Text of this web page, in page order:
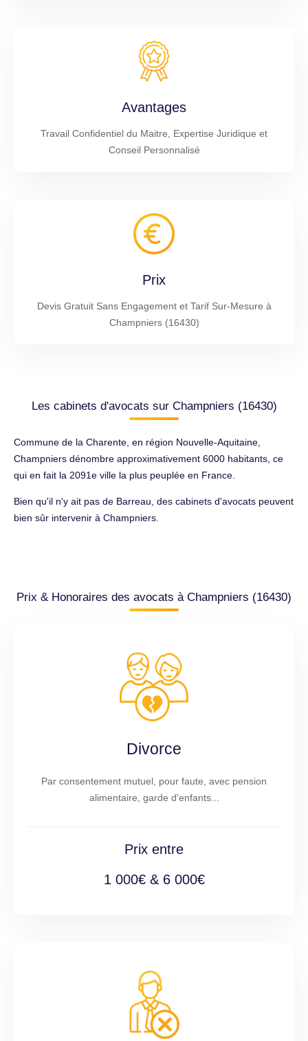
Avantages
Travail Confidentiel du Maitre, Expertise Juridique et
Conseil Personnalisé
Prix
Devis Gratuit Sans Engagement et Tarif Sur-Mesure à
Champniers (16430)
Les cabinets d'avocats sur Champniers (16430)
Commune de la Charente, en région Nouvelle-Aquitaine,
Champniers dénombre approximativement 6000 habitants, ce
qui en fait la 2091e ville la plus peuplée en France.
Bien qu'il n'y ait pas de Barreau, des cabinets d'avocats peuvent
bien sûr intervenir à Champniers.
Prix & Honoraires des avocats à Champniers (16430)
Divorce
Par consentement mutuel, pour faute, avec pension
alimentaire, garde d'enfants...
Prix entre
1 000€ & 6 000€